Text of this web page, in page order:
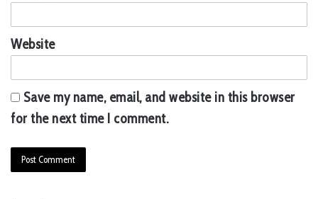
Website
Save my name, email, and website in this browser
for the next time I comment.